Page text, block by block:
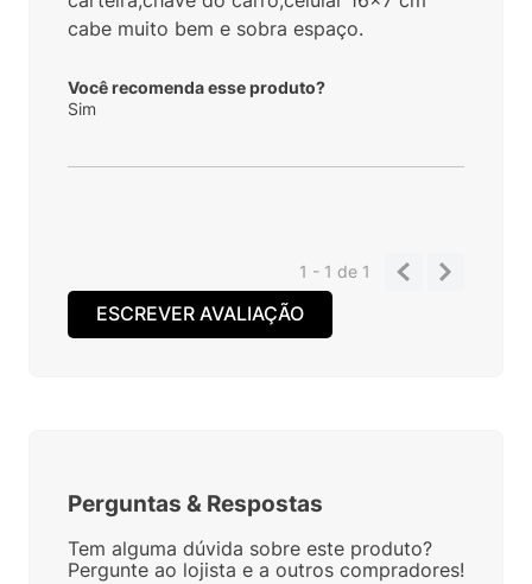
cabe muito bem e sobra espaço.
Você recomenda esse produto?
Sim
1 - 1de 1
ESCREVER AVALIAÇÃO
Perguntas & Respostas
Tem alguma dúvida sobre este produto?
Pergunte ao lojista e a outros compradores!